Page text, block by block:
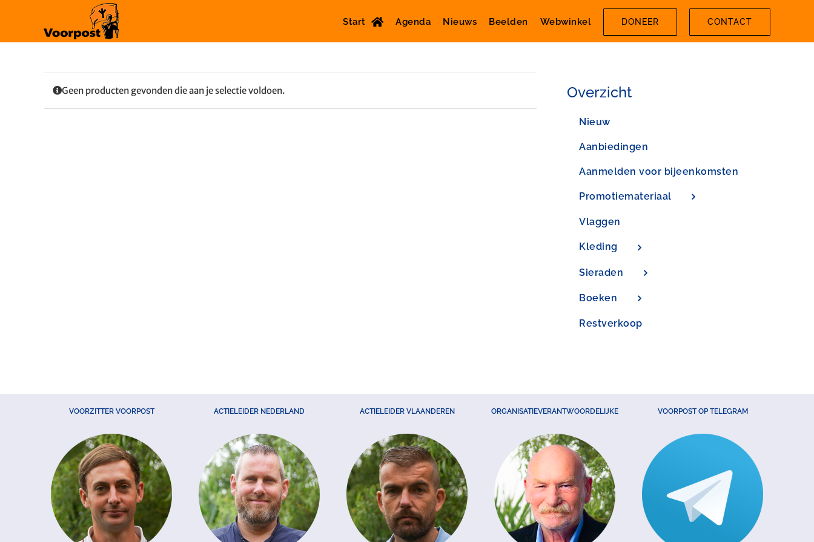
Start Agenda Nieuws Beelden Webwinkel DONEER CONTACT
Geen producten gevonden die aan je selectie voldoen. Overzicht
Nieuw
Aanbiedingen
Aanmelden voor bijeenkomsten
Promotiemateriaal
Vlaggen
Kleding
Sieraden
Boeken
Restverkoop
VOORZITTER VOORPOST ACTIELEIDER NEDERLAND ACTIELEIDER VLAANDEREN ORGANISATIEVERANTWOORDELIJKE VOORPOST OP TELEGRAM